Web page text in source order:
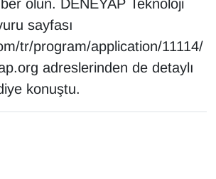
olun. DENEYAP Teknoloji
sayfası
tr/program/application/11114/
adreslerinden de detaylı
konuştu.